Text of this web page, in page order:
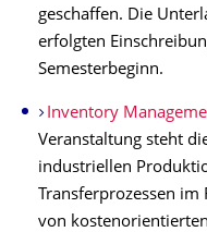
geschaffen. Die
erfolgten
Semesterbeginn.
Inventory
Veranstaltung steht
industriellen
Transferprozessen
von